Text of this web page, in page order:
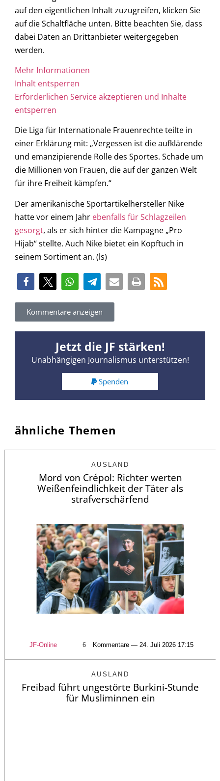
auf den eigentlichen Inhalt zuzugreifen, klicken Sie
auf die Schaltfläche unten. Bitte beachten Sie, dass
dabei Daten an Drittanbieter weitergegeben
werden.
Mehr Informationen
Inhalt entsperren
Erforderlichen Service akzeptieren und Inhalte
entsperren
Die Liga für Internationale Frauenrechte teilte in
einer Erklärung mit: „Vergessen ist die aufklärende
und emanzipierende Rolle des Sportes. Schade um
die Millionen von Frauen, die auf der ganzen Welt
für ihre Freiheit kämpfen.“
Der amerikanische Sportartikelhersteller Nike
hatte vor einem Jahr ebenfalls für Schlagzeilen
gesorgt, als er sich hinter die Kampagne „Pro
Hijab“ stellte. Auch Nike bietet ein Kopftuch in
seinem Sortiment an. (ls)
Kommentare anzeigen
Jetzt die JF stärken!
Unabhängigen Journalismus unterstützen!
Spenden
ähnliche Themen
AUSLAND
Mord von Crépol: Richter werten
Weißenfeindlichkeit der Täter als
strafverschärfend
JF-Online 6 Kommentare — 24. Juli 2026 17:15
AUSLAND
Freibad führt ungestörte Burkini-Stunde
für Musliminnen ein